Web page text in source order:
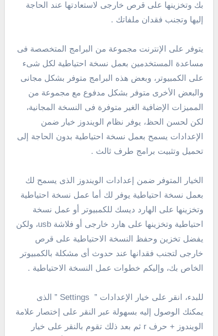
بك وتخزينها على قرص خارجى لاستعادتها عند الحاجة
إليها وتجنب فقدان ملفاتك .
يتوفر على الإنترنت مجموعة من البرامج المتخصصة فى
مساعدة المستخدمين بعمل نسخة احتياطية لكل شىء
على الكمبيوتر، وبعض هذه البرامج متوفر بشكل مجانى
والبعض الأخرى متوفر بشكل مدفوع مع مجموعة من
المميزات الإضافية الغير متوفرة فى النسخة المجانية،
لكن لحسن الحظ، يوفر نظام الويندوز خيار ضمن
الإعدادات يسمح بعمل نسخة احتياطية بدون الحاجة إلى
تحميل وتثبيت برامج طرف ثالث .
الخيار المتوفر ضمن إعدادات الويندوز الذى يسمح لك
بعمل نسخة احتياطية يوفر لك أما عمل نسخة احتياطية
وتخزينها على الهارد ديسك للكمبيوتر أو عمل نسخة
احتياطية وتخزينها على هارد خارجى أو فلاشة usb، ولكن
يفضل تخزين وحفظ النسخة الاحتياطية على قرص
خارجى لتجنب فقدانها عند حدوث أى مشكلة بالكمبيوتر
الخاص بك، وإليكم خطوات عمل النسخة الاحتياطية .
للبدء، انقر على خيار الإعدادات ” Settings ” الذى
يمكنك الوصول إليه بسهولة عبر النقر على إختصار علامة
الويندوز + حرف r ثم بعد ذلك تقوم بالنقر على خيار